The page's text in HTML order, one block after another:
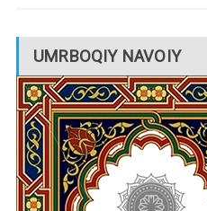
UMRBOQIY NAVOIY